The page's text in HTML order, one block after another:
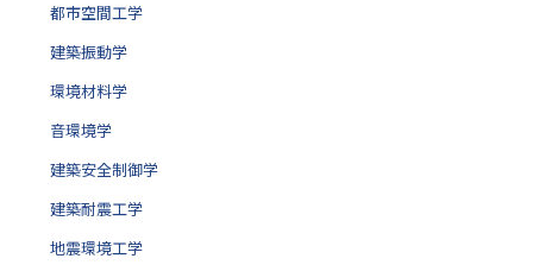
都市空間工学
建築振動学
環境材料学
音環境学
建築安全制御学
建築耐震工学
地震環境工学